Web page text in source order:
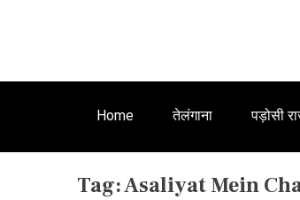
Home तेलंगाना पड़ोसी
Tag:Asaliyat Mein